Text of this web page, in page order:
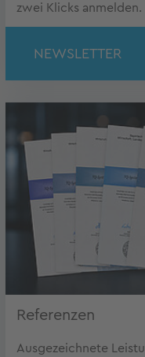
zwei Klicks anmelden.
NEWSLETTER
Referenzen
Ausgezeichnete